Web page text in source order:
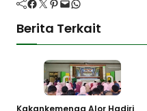
Facebook Twitter Pinterest Mail WhatsApp
Berita Terkait
Kakankemenag Alor Hadiri